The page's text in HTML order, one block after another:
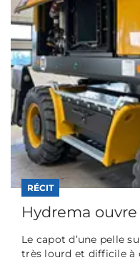
RÉCIT
Hydrema
Le capot d’une pelle
très lourd et difficile à